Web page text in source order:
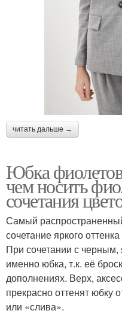
читать дальше →
Юбка
чем носить
сочетания
Самый
сочетание яркого
При сочетании с черным,
именно юбка, т.к. её
дополнениях. Верх,
прекрасно оттенят юбку
или «слива».